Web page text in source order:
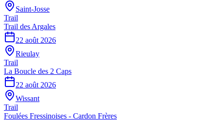
Saint-Josse
Trail
Trail des Argales
22 août 2026
Rieulay
Trail
La Boucle des 2 Caps
22 août 2026
Wissant
Trail
Foulées Fressinoises - Cardon Frères